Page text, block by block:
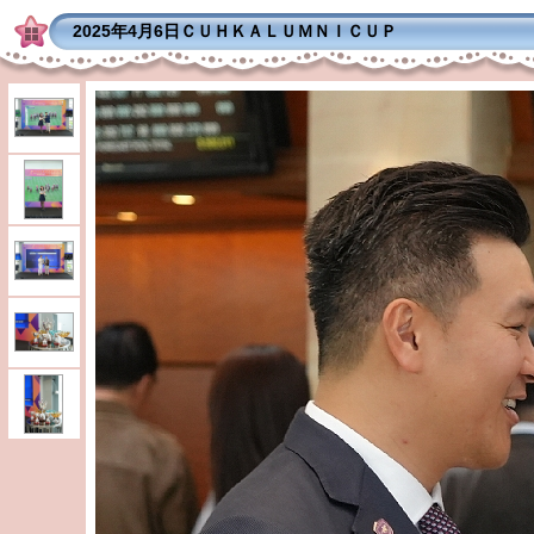
2025年4月6日ＣＵＨＫＡＬＵＭＮＩＣＵＰ